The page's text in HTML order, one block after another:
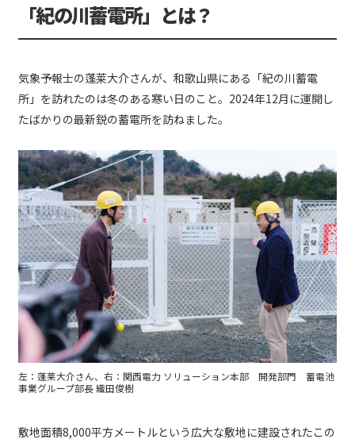
「紀の川蓄電所」とは？
気象予報士の蓬莱大介さんが、和歌山県にある「紀の川蓄電
所」を訪れたのは冬のある寒い日のこと。2024年12月に運開し
たばかりの最新鋭の蓄電所を訪ねました。
左：蓬莱大介さん、右：関西電力 ソリューション本部 開発部門 蓄電池
事業グループ部長 織田俊樹
敷地面積8,000平方メートルという広大な敷地に建設されたこの